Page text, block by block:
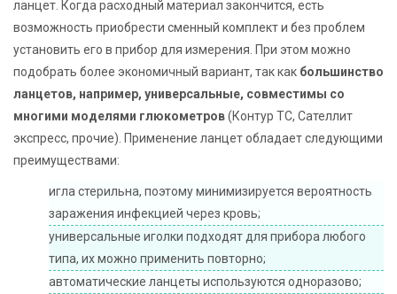
ланцет. Когда расходный материал закончится, есть
возможность приобрести сменный комплект и без проблем
установить его в прибор для измерения. При этом можно
подобрать более экономичный вариант, так как большинство
ланцетов, например, универсальные, совместимы со
многими моделями глюкометров(Контур ТС, Сателлит
экспресс, прочие). Применение ланцет обладает следующими
преимуществами:
игла стерильна, поэтому минимизируется вероятность
заражения инфекцией через кровь;
универсальные иголки подходят для прибора любого
типа, их можно применить повторно;
автоматические ланцеты используются одноразово;